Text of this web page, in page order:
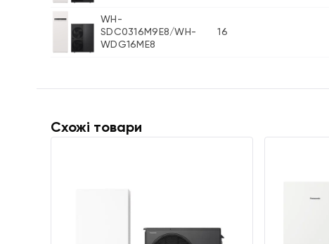
WH-
SDC0316M9E8/WH-
WDG16ME8
16
Схожі товари